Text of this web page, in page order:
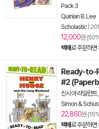
Pack 3
Quinlan B. Lee
Scholastic|
12,000원
택배로 주문하면
Ready-to-
#2
신시아 라일런트,
Simon &
22,860원
택배로 주문하면